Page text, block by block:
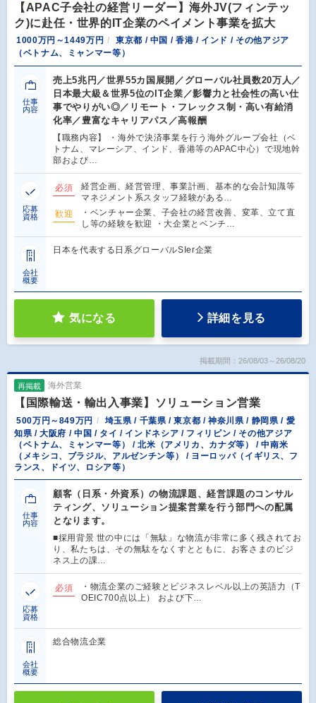
【APAC子会社の経営リーダー】海外JV(フィンテッ
ク)に赴任・世界的IT企業のペイメント事業を拡大
1000万円～1449万円
東京都 / 中国 / 香港 / インド / その他アジア
（ベトナム、ミャンマー等）
仕事
内容
売上5兆円／世界55カ国展開／グローバル社員数20万人／
日本最大級＆世界5位のIT企業／影響力と社会性の高い仕
事でやりがい◎／リモート・フレックス制・高い有給消
化率／豊富なキャリアパス／高報酬
【職務内容】 ・海外で決済事業を行う海外グループ会社（ベ
トナム、マレーシア、インド、香港等のAPAC中心）で現地幹
部および…
応募
資格
必須
経営企画、経営管理、事業計画、基本的な会計知識等
マネジメント系スタッフ経験がある…
歓迎
・ベンチャー企業、子会社の経営改善、変革、立て直
し等の経験を歓迎 ・大企業とベンチ…
会社
概要
日本を代表する日系グローバルSIer企業
気になる 詳細を見る
掲載期間：26/08/03～26/08/20
再掲載 海外営業
【国際輸送・輸出入事業】ソリューション営業
500万円～849万円
埼玉県 / 千葉県 / 東京都 / 神奈川県 / 静岡県 / 愛
知県 / 大阪府 / 中国 / タイ / インドネシア / フィリピン / その他アジア
（ベトナム、ミャンマー等） / 北米（アメリカ、カナダ等） / 中南米
（メキシコ、ブラジル、アルゼンチン等） / ヨーロッパ（イギリス、フ
ランス、ドイツ、ロシア等）
仕事
内容
顧客（日系・外資系）の物流課題、経営課題のコンサル
ティング、ソリューション提案営業を行う部門への配属
となります。
■採用背景 世の中には「無駄」な物流が非常に多く残されてお
り、私たちは、その無駄をなくすとともに、お客さまのビジ
ネス上の課…
応募
資格
必須
・物流企業のご経験とビジネスレベル以上の英語力（T
OEIC700点以上） および下…
会社
概要
総合物流企業